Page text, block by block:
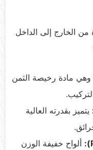
من الخارج إلى الداخل
وهي مادة رخيصة الثمن
يتميز بقدرته العالية
ألواح خفيفة الوزن